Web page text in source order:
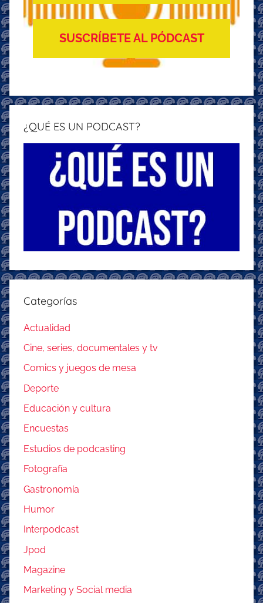
SUSCRÍBETE AL PÓDCAST
¿QUÉ ES UN PODCAST?
Categorías
Actualidad
Cine, series, documentales y tv
Comics y juegos de mesa
Deporte
Educación y cultura
Encuestas
Estudios de podcasting
Fotografía
Gastronomía
Humor
Interpodcast
Jpod
Magazine
Marketing y Social media